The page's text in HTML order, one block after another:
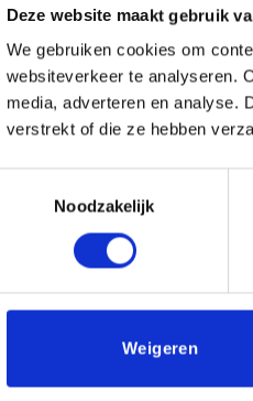
Deze website maakt gebruik
We gebruiken cookies om
websiteverkeer te analyseren.
media, adverteren en analyse.
verstrekt of die ze hebben
Noodzakelijk
Weigeren
verlanglijst